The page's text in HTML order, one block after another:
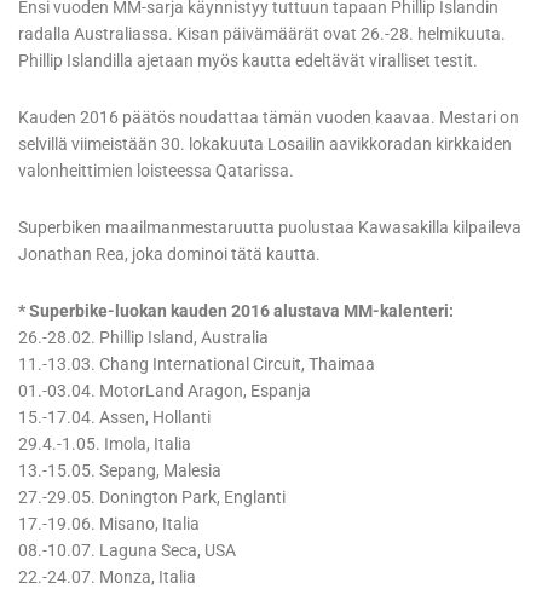
Ensi vuoden MM-sarja käynnistyy tuttuun tapaan Phillip Islandin
radalla Australiassa. Kisan päivämäärät ovat 26.-28. helmikuuta.
Phillip Islandilla ajetaan myös kautta edeltävät viralliset testit.
Kauden 2016 päätös noudattaa tämän vuoden kaavaa. Mestari on
selvillä viimeistään 30. lokakuuta Losailin aavikkoradan kirkkaiden
valonheittimien loisteessa Qatarissa.
Superbiken maailmanmestaruutta puolustaa Kawasakilla kilpaileva
Jonathan Rea, joka dominoi tätä kautta.
* Superbike-luokan kauden 2016 alustava MM-kalenteri:
26.-28.02. Phillip Island, Australia
11.-13.03. Chang International Circuit, Thaimaa
01.-03.04. MotorLand Aragon, Espanja
15.-17.04. Assen, Hollanti
29.4.-1.05. Imola, Italia
13.-15.05. Sepang, Malesia
27.-29.05. Donington Park, Englanti
17.-19.06. Misano, Italia
08.-10.07. Laguna Seca, USA
22.-24.07. Monza, Italia